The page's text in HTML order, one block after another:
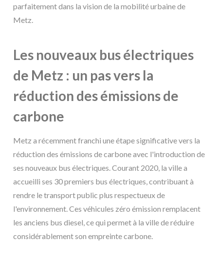
parfaitement dans la vision de la mobilité urbaine de
Metz.
Les nouveaux bus électriques
de Metz : un pas vers la
réduction des émissions de
carbone
Metz a récemment franchi une étape significative vers la
réduction des émissions de carbone avec l'introduction de
ses nouveaux bus électriques. Courant 2020, la ville a
accueilli ses 30 premiers bus électriques, contribuant à
rendre le transport public plus respectueux de
l'environnement. Ces véhicules zéro émission remplacent
les anciens bus diesel, ce qui permet à la ville de réduire
considérablement son empreinte carbone.